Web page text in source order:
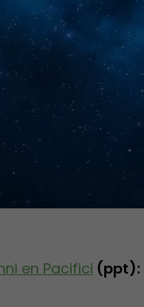
en Pacifici (ppt):